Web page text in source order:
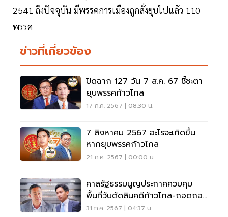
2541 ถึงปัจจุบัน มีพรรคการเมืองถูกสั่งยุบไปแล้ว 110
พรรค
ข่าวที่เกี่ยวข้อง
ปิดฉาก 127 วัน 7 ส.ค. 67 ชี้ชะตา
ยุบพรรคก้าวไกล
17 ก.ค. 2567 | 08:30 น.
7 สิงหาคม 2567 อะไรจะเกิดขึ้น
หากยุบพรรคก้าวไกล
21 ก.ค. 2567 | 00:00 น.
ศาลรัฐธรรมนูญประกาศควบคุม
พื้นที่วันตัดสินคดีก้าวไกล-ถอดถอน
นายกฯ
31 ก.ค. 2567 | 04:37 น.